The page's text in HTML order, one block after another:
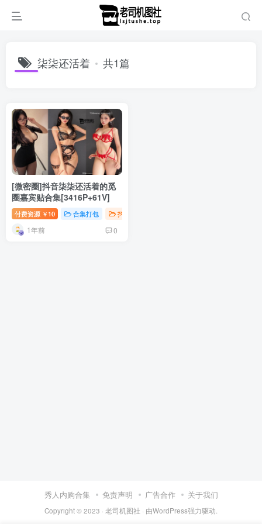
柒柒还活着 共1篇
[微密圈]抖音柒柒还活着的觅
圈嘉宾贴合集[3416P+61V]
付费资源 ￥ 10 合集打包 抖音微密
1年前 0
秀人内购合集 免责声明 广告合作 关于我们
Copyright © 2023 · 老司机图社 · 由WordPress强力驱动.